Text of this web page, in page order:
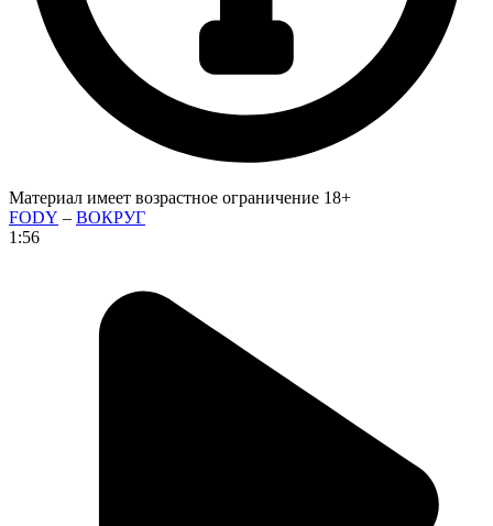
Материал имеет возрастное ограничение 18+
FODY – ВОКРУГ
1:56